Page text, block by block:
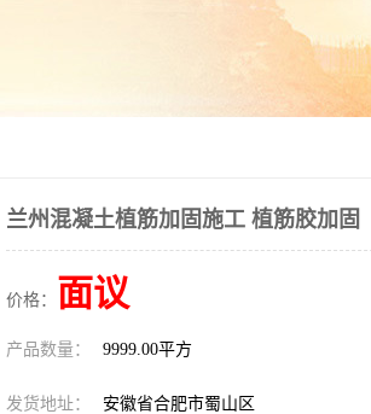
兰州混凝土植筋加固施工 植筋胶加固
价格： 面议
产品数量： 9999.00平方
发货地址： 安徽省合肥市蜀山区